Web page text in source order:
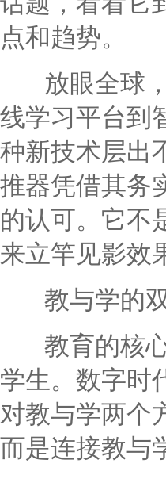
点和趋势。
放眼全球，
线学习平台到
种新技术层出
推器凭借其务
的认可。它不
来立竿见影效
教与学的
教育的核心
学生。数字时
对教与学两个
而是连接教与